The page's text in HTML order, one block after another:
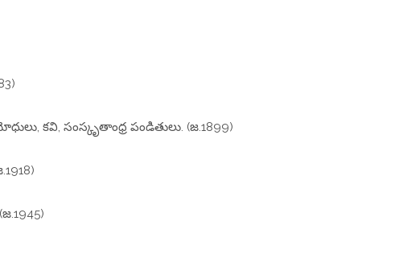
కవి, సంస్కృతాంధ్ర పండితులు. (జ.1899)